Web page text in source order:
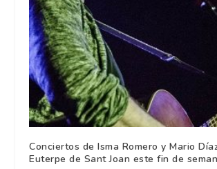
Conciertos de Isma Romero y Mario
Euterpe de Sant Joan este fin de